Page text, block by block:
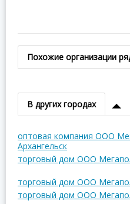
Похожие организации
В других городах
оптовая компания ООО
Архангельск
торговый дом ООО
торговый дом ООО
торговый дом ООО